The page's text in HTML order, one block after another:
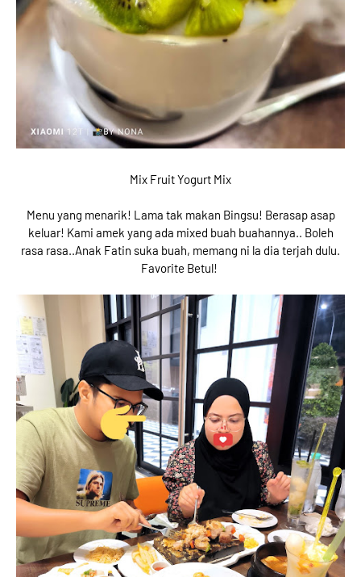
Mix Fruit Yogurt Mix
Menu yang menarik! Lama tak makan Bingsu! Berasap asap
keluar! Kami amek yang ada mixed buah buahannya.. Boleh
rasa rasa..Anak Fatin suka buah, memang ni la dia terjah dulu.
Favorite Betul!